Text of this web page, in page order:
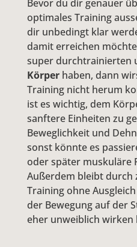
Bevor du dir genauer
optimales Training
dir unbedingt klar
damit erreichen
super durchtrainierten
Körperhaben, dann
Training nicht herum
ist es wichtig, dem
sanftere Einheiten zu
Beweglichkeit und
sonst könnte es
oder später muskuläre
Außerdem bleibt durch
Training ohne
der Bewegung auf der
eher unweiblich wirken